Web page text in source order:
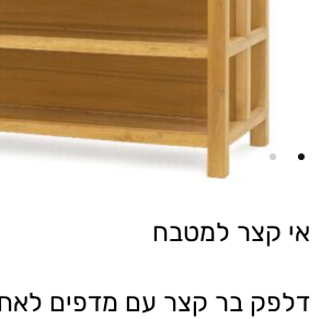
אי קצר למטבח
דלפק בר קצר עם מדפים